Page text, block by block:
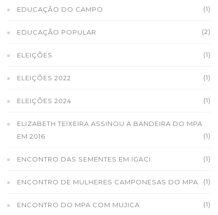
EDUCAÇÃO DO CAMPO (1)
EDUCAÇÃO POPULAR (2)
ELEIÇÕES (1)
ELEIÇÕES 2022 (1)
ELEIÇÕES 2024 (1)
ELIZABETH TEIXEIRA ASSINOU A BANDEIRA DO MPA
EM 2016
(1)
ENCONTRO DAS SEMENTES EM IGACI (1)
ENCONTRO DE MULHERES CAMPONESAS DO MPA (1)
ENCONTRO DO MPA COM MUJICA (1)